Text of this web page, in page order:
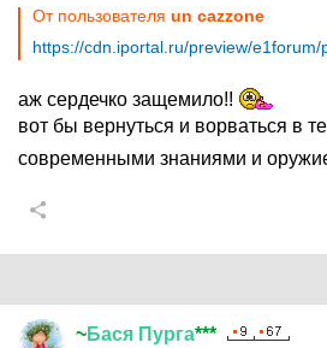
От пользователя un cazzone
https://cdn.iportal.ru/preview/e1forum/
аж сердечко защемило!!
вот бы вернуться и ворваться в
современными знаниями и
~Бася Пурга***